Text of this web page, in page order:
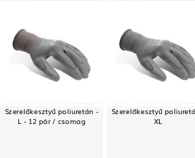
Szerelőkesztyű poliuretán -
L - 12 pár / csomag
Szerelőkesztyű
XL